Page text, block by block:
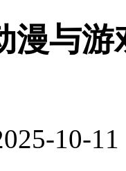
漫与
10-11